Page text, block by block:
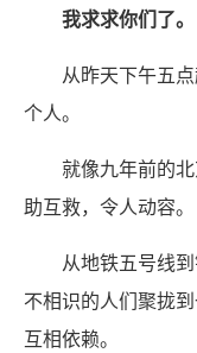
我求求你们了。
从昨天下午五
个人。
就像九年前的
助互救，令人动容。
从地铁五号线
不相识的人们聚拢
互相依赖。